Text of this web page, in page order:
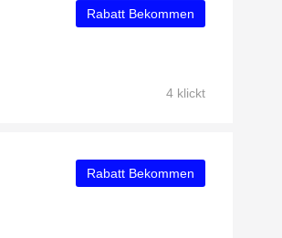
Rabatt Bekommen
4 klickt
Rabatt Bekommen